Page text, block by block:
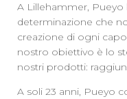
A Lillehammer, Pueyo
determinazione che
creazione di ogni
nostro obiettivo è lo
nostri prodotti:
A soli 23 anni, Pueyo